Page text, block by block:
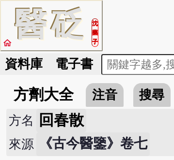
醫砭
沈
藥
子
home
資料庫 電子書
方劑大全 注音
搜尋
方名
回春散
來源 《古今醫鑒》卷七